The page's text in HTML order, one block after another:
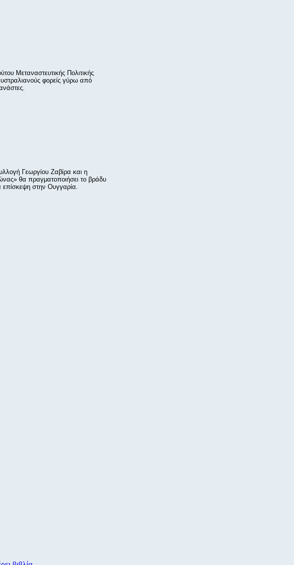
Μεταναστευτικής Πολιτικής
φορείς γύρω από
Γεωργίου Ζαβίρα και η
θα πραγματοποιήσει το βράδυ
επίσκεψη στην Ουγγαρία.